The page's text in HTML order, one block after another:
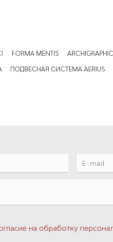
FORMA MENTIS
ПОДВЕСНАЯ СИСТЕМА AERIUS
на обработку